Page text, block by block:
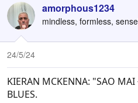
amorphous1234
mindless, formless,
24/5/24
KIERAN MCKENNA: "SAO
BLUES.